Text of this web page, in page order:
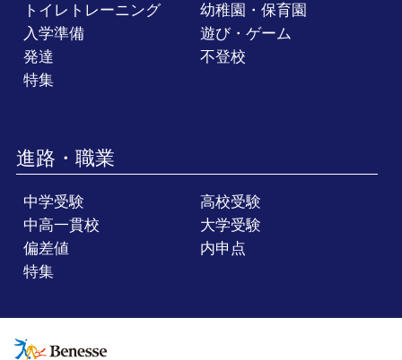
トイレトレーニング
幼稚園・保育園
入学準備
遊び・ゲーム
発達
不登校
特集
進路・職業
中学受験
高校受験
中高一貫校
大学受験
偏差値
内申点
特集